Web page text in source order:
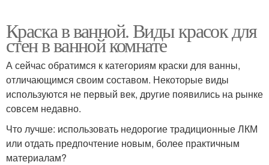
Краска в ванной. Виды красок для
стен в ванной комнате
А сейчас обратимся к категориям краски для ванны,
отличающимся своим составом. Некоторые виды
используются не первый век, другие появились на рынке
совсем недавно.
Что лучше: использовать недорогие традиционные ЛКМ
или отдать предпочтение новым, более практичным
материалам?